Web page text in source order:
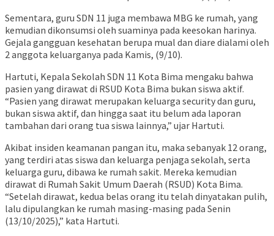
Sementara, guru SDN 11 juga membawa MBG ke rumah, yang
kemudian dikonsumsi oleh suaminya pada keesokan harinya.
Gejala gangguan kesehatan berupa mual dan diare dialami oleh
2 anggota keluarganya pada Kamis, (9/10).
Hartuti, Kepala Sekolah SDN 11 Kota Bima mengaku bahwa
pasien yang dirawat di RSUD Kota Bima bukan siswa aktif.
“Pasien yang dirawat merupakan keluarga security dan guru,
bukan siswa aktif, dan hingga saat itu belum ada laporan
tambahan dari orang tua siswa lainnya,” ujar Hartuti.
Akibat insiden keamanan pangan itu, maka sebanyak 12 orang,
yang terdiri atas siswa dan keluarga penjaga sekolah, serta
keluarga guru, dibawa ke rumah sakit. Mereka kemudian
dirawat di Rumah Sakit Umum Daerah (RSUD) Kota Bima.
“Setelah dirawat, kedua belas orang itu telah dinyatakan pulih,
lalu dipulangkan ke rumah masing-masing pada Senin
(13/10/2025),” kata Hartuti.